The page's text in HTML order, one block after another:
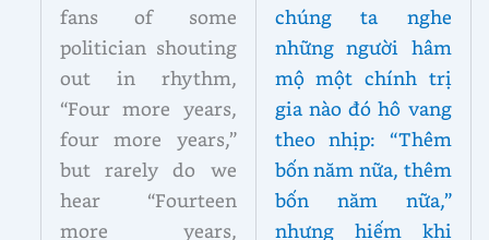
fans of some
politician shouting
out in rhythm,
“Four more years,
four more years,”
but rarely do we
hear “Fourteen
more years,
chúng ta nghe
những người hâm
mộ một chính trị
gia nào đó hô vang
theo nhịp: “Thêm
bốn năm nữa, thêm
bốn năm nữa,”
nhưng hiếm khi